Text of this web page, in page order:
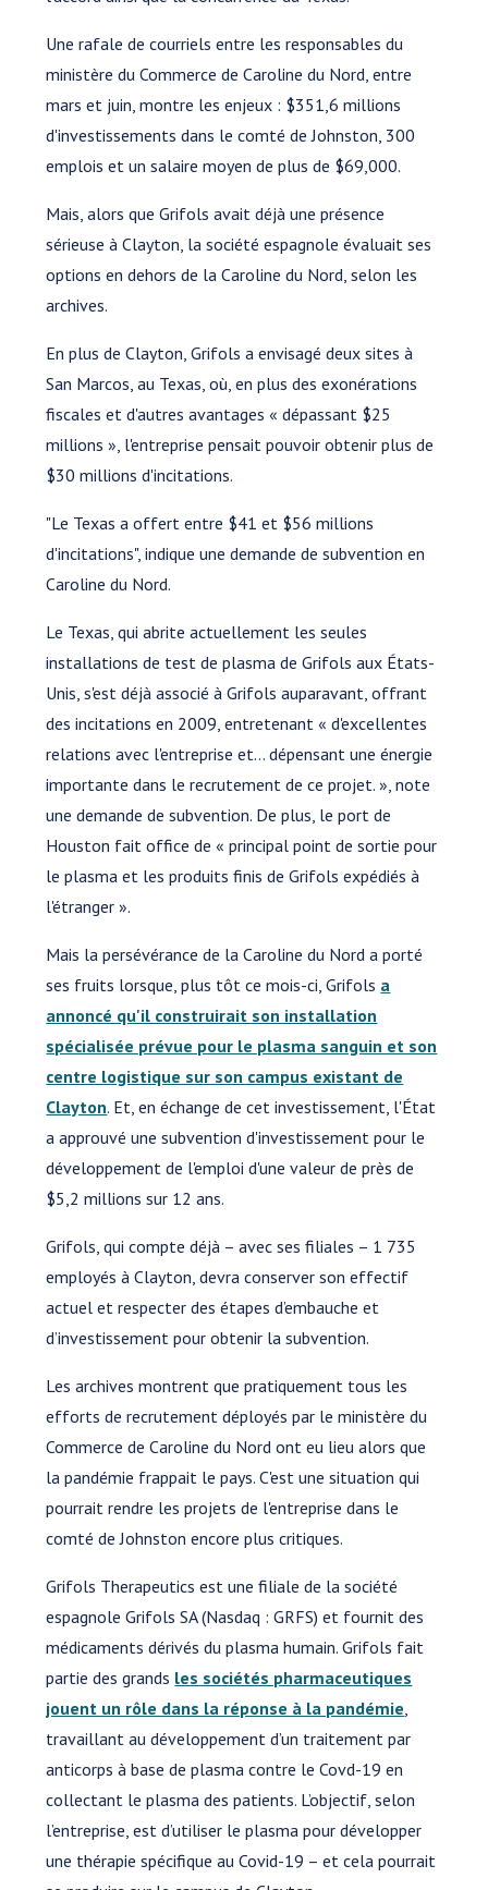
Une rafale de courriels entre les responsables du
ministère du Commerce de Caroline du Nord, entre
mars et juin, montre les enjeux : $351,6 millions
d'investissements dans le comté de Johnston, 300
emplois et un salaire moyen de plus de $69,000.
Mais, alors que Grifols avait déjà une présence
sérieuse à Clayton, la société espagnole évaluait ses
options en dehors de la Caroline du Nord, selon les
archives.
En plus de Clayton, Grifols a envisagé deux sites à
San Marcos, au Texas, où, en plus des exonérations
fiscales et d'autres avantages « dépassant $25
millions », l'entreprise pensait pouvoir obtenir plus de
$30 millions d'incitations.
"Le Texas a offert entre $41 et $56 millions
d'incitations", indique une demande de subvention en
Caroline du Nord.
Le Texas, qui abrite actuellement les seules
installations de test de plasma de Grifols aux États-
Unis, s'est déjà associé à Grifols auparavant, offrant
des incitations en 2009, entretenant « d'excellentes
relations avec l'entreprise et… dépensant une énergie
importante dans le recrutement de ce projet. », note
une demande de subvention. De plus, le port de
Houston fait office de « principal point de sortie pour
le plasma et les produits finis de Grifols expédiés à
l'étranger ».
Mais la persévérance de la Caroline du Nord a porté
ses fruits lorsque, plus tôt ce mois-ci, Grifols a
annoncé qu'il construirait son installation
spécialisée prévue pour le plasma sanguin et son
centre logistique sur son campus existant de
Clayton. Et, en échange de cet investissement, l'État
a approuvé une subvention d'investissement pour le
développement de l'emploi d'une valeur de près de
$5,2 millions sur 12 ans.
Grifols, qui compte déjà – avec ses filiales – 1 735
employés à Clayton, devra conserver son effectif
actuel et respecter des étapes d’embauche et
d’investissement pour obtenir la subvention.
Les archives montrent que pratiquement tous les
efforts de recrutement déployés par le ministère du
Commerce de Caroline du Nord ont eu lieu alors que
la pandémie frappait le pays. C'est une situation qui
pourrait rendre les projets de l'entreprise dans le
comté de Johnston encore plus critiques.
Grifols Therapeutics est une filiale de la société
espagnole Grifols SA (Nasdaq : GRFS) et fournit des
médicaments dérivés du plasma humain. Grifols fait
partie des grands les sociétés pharmaceutiques
jouent un rôle dans la réponse à la pandémie
travaillant au développement d’un traitement par
anticorps à base de plasma contre le Covd-19 en
collectant le plasma des patients. L’objectif, selon
l’entreprise, est d’utiliser le plasma pour développer
une thérapie spécifique au Covid-19 – et cela pourrait